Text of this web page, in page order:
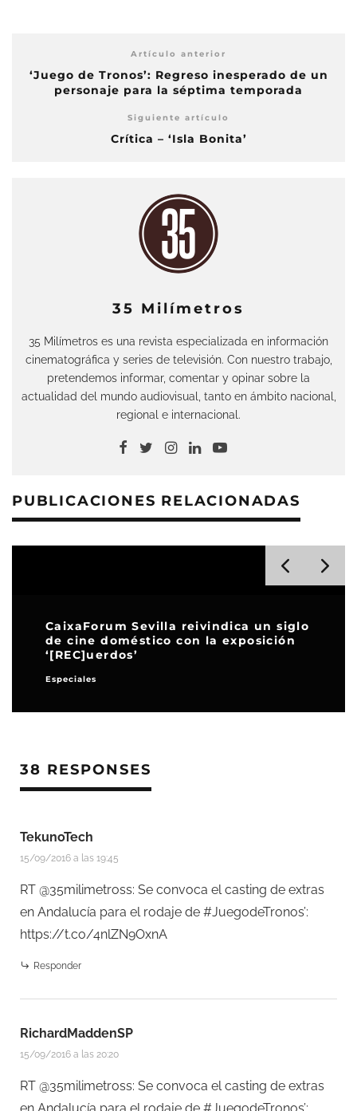
Artículo anterior
‘Juego de Tronos’: Regreso inesperado de un
personaje para la séptima temporada
Siguiente artículo
Crítica – ‘Isla Bonita’
35 Milímetros
35 Milímetros es una revista especializada en información
cinematográfica y series de televisión. Con nuestro trabajo,
pretendemos informar, comentar y opinar sobre la
actualidad del mundo audiovisual, tanto en ámbito nacional,
regional e internacional.
PUBLICACIONES RELACIONADAS
CaixaForum Sevilla reivindica un siglo
de cine doméstico con la exposición
‘[REC]uerdos’
Especiales
38 RESPONSES
TekunoTech
15/09/2016 a las 19:45
RT @35milimetross: Se convoca el casting de extras
en Andalucía para el rodaje de #JuegodeTronos’:
https://t.co/4nlZN9OxnA
Responder
RichardMaddenSP
15/09/2016 a las 20:20
RT @35milimetross: Se convoca el casting de extras